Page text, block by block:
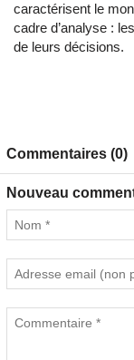
caractérisent le
cadre d’analyse :
de leurs décisions.
Commentaires (0)
Nouveau